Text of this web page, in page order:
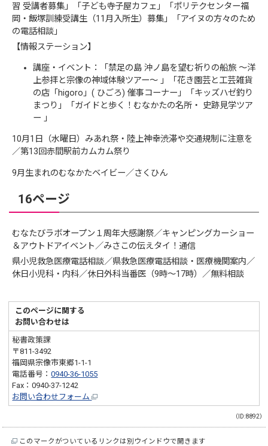
習 受講者募集」「子ども寺子屋カフェ」「ポリテクセンター福
岡・飯塚訓練受講生（11月入所生）募集」「アイヌの方々のため
の電話相談」
【情報ステーション】
講座・イベント：「禁足の島 沖ノ島を望む祈りの船旅 ～洋
上参拝と宗像の神域体験ツアー～ 」「花き園芸と工芸雑貨
の店「higoro」( ひごろ) 催事コーナー」「キッズハゼ釣り
まつり」「ガイドと歩く！むなかたの名所・ 史跡見学ツア
ー 」
10月1日（水曜日）みあれ祭・陸上神幸渋滞や交通規制に注意を
／第13回赤間駅前カムカム祭り
9月生まれのむなかたベイビー／さくひん
16ページ
むなたびラボオープン１周年大感謝祭／キャンピングカーショー
＆アウトドアイベント／みさこの伝えタイ！通信
県小児救急医療電話相談／県救急医療電話相談・医療機関案内／
休日小児科・内科／休日外科当番医（9時〜17時）／無料相談
このページに関する
お問い合わせは
秘書政策課
〒811-3492
福岡県宗像市東郷1-1-1
電話番号：0940-36-1055
Fax：0940-37-1242
お問い合わせフォーム
（ID:8892）
このマークがついているリンクは別ウインドウで開きます